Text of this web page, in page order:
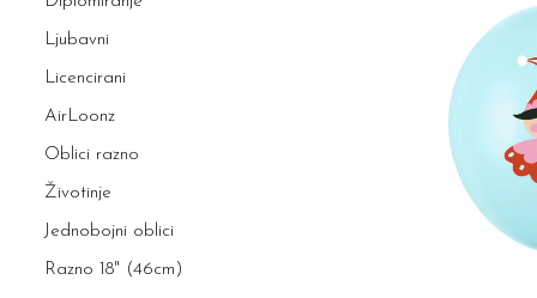
Ljubavni
Licencirani
AirLoonz
Oblici razno
Životinje
Jednobojni oblici
Razno 18" (46cm)